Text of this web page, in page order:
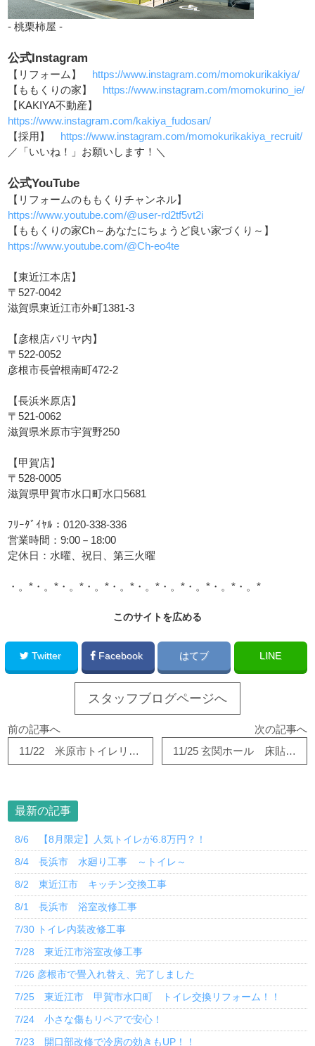
- 桃栗柿屋 -
公式Instagram
【リフォーム】
https://www.instagram.com/momokurikakiya/
【ももくりの家】
https://www.instagram.com/momokurino_ie/
【KAKIYA不動産】
https://www.instagram.com/kakiya_fudosan/
【採用】
https://www.instagram.com/momokurikakiya_recruit/
／「いいね！」お願いします！＼
公式YouTube
【リフォームのももくりチャンネル】
https://www.youtube.com/@user-rd2tf5vt2i
【ももくりの家Ch～あなたにちょうど良い家づくり～】
https://www.youtube.com/@Ch-eo4te
【東近江本店】
〒527-0042
滋賀県東近江市外町1381-3
【彦根店パリヤ内】
〒522-0052
彦根市長曽根南町472-2
【長浜米原店】
〒521-0062
滋賀県米原市宇賀野250
【甲賀店】
〒528-0005
滋賀県甲賀市水口町水口5681
ﾌﾘｰﾀﾞｲﾔﾙ：0120-338-336
営業時間：9:00－18:00
定休日：水曜、祝日、第三火曜
・。*・。*・。*・。*・。*・。*・。*・。*・。*・。*
このサイトを広める
Twitter Facebook はてブ LINE
スタッフブログページへ
前の記事へ
11/22 米原市トイレリフォーム工事
次の記事へ
11/25 玄関ホール 床貼りリフォーム！！
最新の記事
8/6 【8月限定】人気トイレが6.8万円？！
8/4 長浜市 水廻り工事 ～トイレ～
8/2 東近江市 キッチン交換工事
8/1 長浜市 浴室改修工事
7/30 トイレ内装改修工事
7/28 東近江市浴室改修工事
7/26 彦根市で畳入れ替え、完了しました
7/25 東近江市 甲賀市水口町 トイレ交換リフォーム！！
7/24 小さな傷もリペアで安心！
7/23 開口部改修で冷房の効きもUP！！